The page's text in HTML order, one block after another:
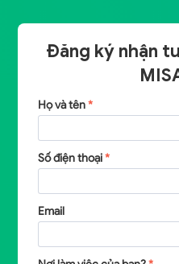
Đăng ký nhận
Họ và tên*
Số điện thoại*
Email